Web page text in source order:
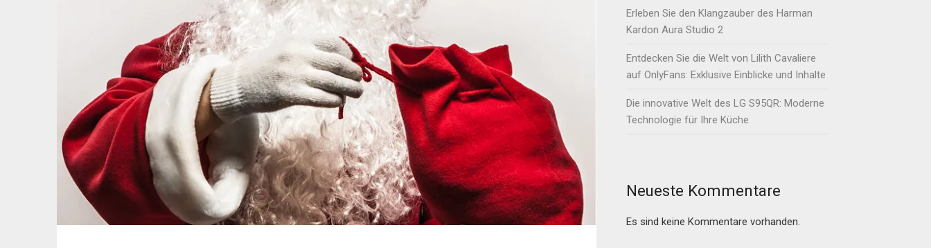
Erleben Sie den Klangzauber des Harman
Kardon Aura Studio 2
Entdecken Sie die Welt von Lilith Cavaliere
auf OnlyFans: Exklusive Einblicke und Inhalte
Die innovative Welt des LG S95QR: Moderne
Technologie für Ihre Küche
Neueste Kommentare
Es sind keine Kommentare vorhanden.